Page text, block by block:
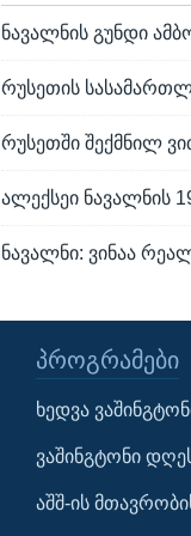
ნავალნის გუნდი
რუსეთის
რუსეთში შექმნილ
ალექსეი ნავალნის
ნავალნი: ვინაა
ᲞᲠᲝᲒᲠᲐᲛᲔᲑᲘ
ხედვა
ვაშინგტონი
აშშ-ის